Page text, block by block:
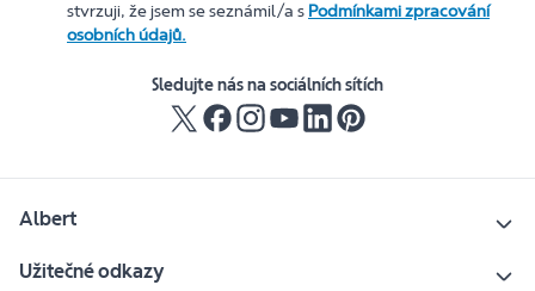
stvrzuji, že jsem se seznámil/a s Podmínkami zpracování
osobních údajů.
Sledujte nás na sociálních sítích
Albert
Užitečné odkazy